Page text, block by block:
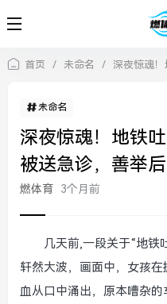
首页 / 未命名 / 深夜惊魂！地铁
未命名
深夜惊魂！地铁
被送急诊，善举
燃体育 3个月前
几天前,一段关于“地铁
轩然大波，画面中，女孩
血从口中涌出，原本嘈杂